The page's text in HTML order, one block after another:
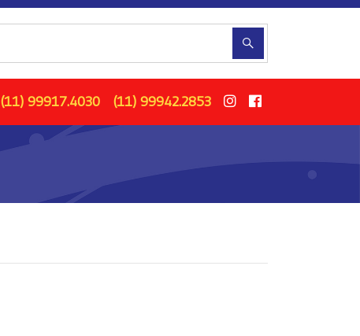
(11) 99917.4030 (11) 99942.2853